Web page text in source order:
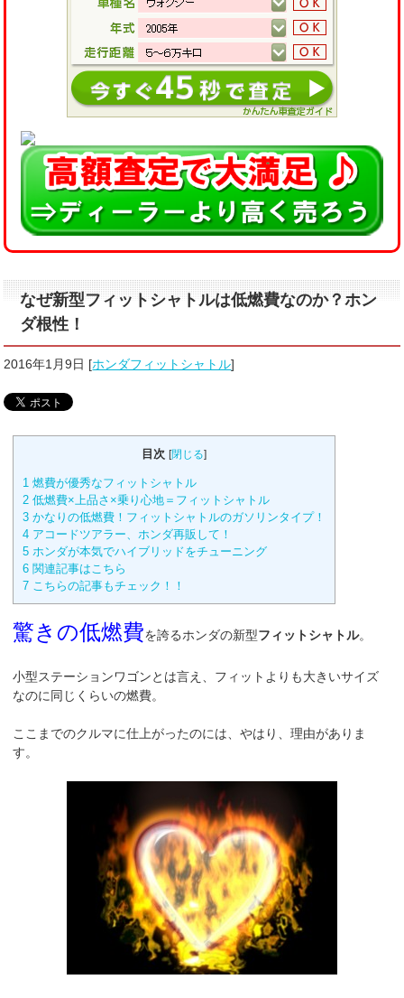
なぜ新型フィットシャトルは低燃費なのか？ホン
ダ根性！
2016年1月9日 [ホンダフィットシャトル]
目次 [閉じる]
1 燃費が優秀なフィットシャトル
2 低燃費×上品さ×乗り心地＝フィットシャトル
3 かなりの低燃費！フィットシャトルのガソリンタイプ！
4 アコードツアラー、ホンダ再販して！
5 ホンダが本気でハイブリッドをチューニング
6 関連記事はこちら
7 こちらの記事もチェック！！
驚きの低燃費を誇るホンダの新型フィットシャトル。
小型ステーションワゴンとは言え、フィットよりも大きいサイズ
なのに同じくらいの燃費。
ここまでのクルマに仕上がったのには、やはり、理由がありま
す。